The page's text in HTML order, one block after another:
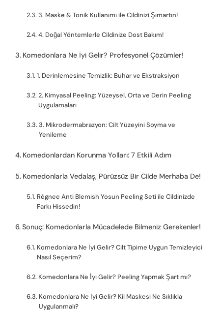
3. Maske & Tonik Kullanımı ile Cildinizi Şımartın!
4. Doğal Yöntemlerle Cildinize Dost Bakım!
Komedonlara Ne İyi Gelir? Profesyonel Çözümler!
1. Derinlemesine Temizlik: Buhar ve Ekstraksiyon
2. Kimyasal Peeling: Yüzeysel, Orta ve Derin Peeling
Uygulamaları
3. Mikrodermabrazyon: Cilt Yüzeyini Soyma ve
Yenileme
Komedonlardan Korunma Yolları: 7 Etkili Adım
Komedonlarla Vedalaş, Pürüzsüz Bir Cilde Merhaba De!
Régnee Anti Blemish Yosun Peeling Seti ile Cildinizde
Farkı Hissedin!
Sonuç: Komedonlarla Mücadelede Bilmeniz Gerekenler!
Komedonlara Ne İyi Gelir? Cilt Tipime Uygun Temizleyici
Nasıl Seçerim?
Komedonlara Ne İyi Gelir? Peeling Yapmak Şart mı?
Komedonlara Ne İyi Gelir? Kil Maskesi Ne Sıklıkla
Uygulanmalı?